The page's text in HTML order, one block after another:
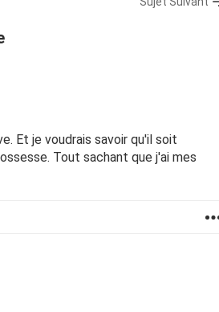
Et je voudrais savoir qu'il soit
Tout sachant que j'ai mes